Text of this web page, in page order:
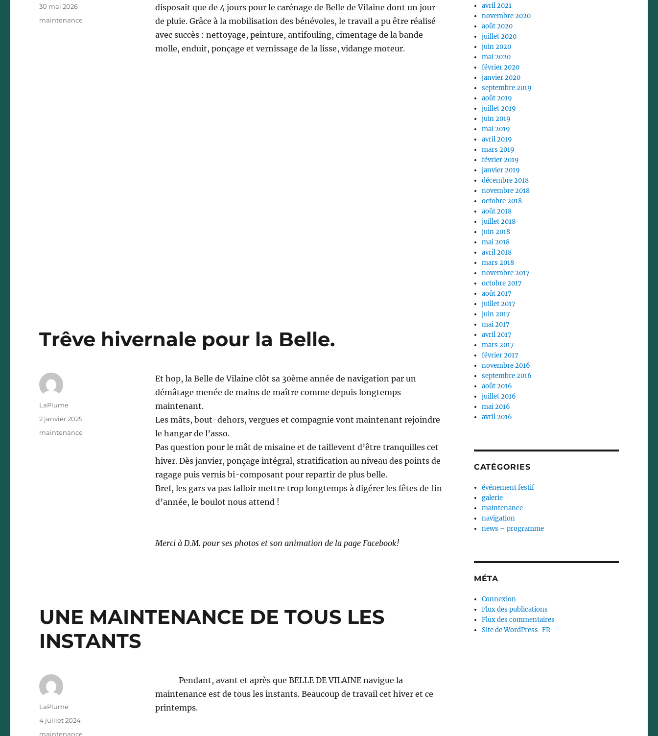
disposait que de 4 jours pour le carénage de Belle de Vilaine dont un jour
de pluie. Grâce à la mobilisation des bénévoles, le travail a pu être réalisé
avec succès : nettoyage, peinture, antifouling, cimentage de la bande
molle, enduit, ponçage et vernissage de la lisse, vidange moteur.
Publié
30 mai 2026
Catégories
maintenance
Trêve hivernale pour la Belle.
Et hop, la Belle de Vilaine clôt sa 30ème année de navigation par un
démâtage menée de mains de maître comme depuis longtemps
maintenant.
Les mâts, bout-dehors, vergues et compagnie vont maintenant rejoindre
le hangar de l’asso.
Pas question pour le mât de misaine et de taillevent d’être tranquilles cet
hiver. Dès janvier, ponçage intégral, stratification au niveau des points de
ragage puis vernis bi-composant pour repartir de plus belle.
Bref, les gars va pas falloir mettre trop longtemps à digérer les fêtes de fin
d’année, le boulot nous attend !
Merci à D.M. pour ses photos et son animation de la page Facebook!
Auteur
LaPlume
Publié
2 janvier 2025
Catégories
maintenance
UNE MAINTENANCE DE TOUS LES
INSTANTS
Pendant, avant et après que BELLE DE VILAINE navigue la
maintenance est de tous les instants. Beaucoup de travail cet hiver et ce
printemps.
Auteur
LaPlume
Publié
4 juillet 2024
Catégories
maintenance
avril 2021
novembre 2020
août 2020
juillet 2020
juin 2020
mai 2020
février 2020
janvier 2020
septembre 2019
août 2019
juillet 2019
juin 2019
mai 2019
avril 2019
mars 2019
février 2019
janvier 2019
décembre 2018
novembre 2018
octobre 2018
août 2018
juillet 2018
juin 2018
mai 2018
avril 2018
mars 2018
novembre 2017
octobre 2017
août 2017
juillet 2017
juin 2017
mai 2017
avril 2017
mars 2017
février 2017
novembre 2016
septembre 2016
août 2016
juillet 2016
mai 2016
avril 2016
CATÉGORIES
événement festif
galerie
maintenance
navigation
news – programme
MÉTA
Connexion
Flux des publications
Flux des commentaires
Site de WordPress-FR